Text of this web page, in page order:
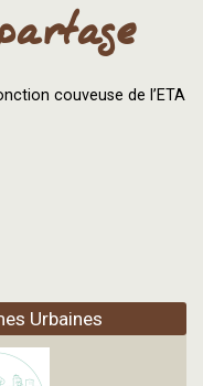
couveuse de l’ETA
Urbaines